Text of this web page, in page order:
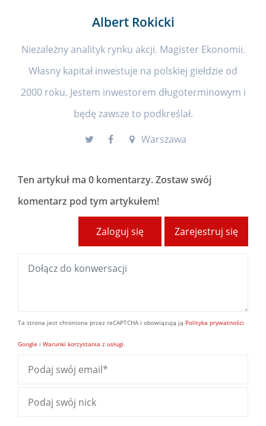
Albert Rokicki
Niezależny analityk rynku akcji. Magister Ekonomii.
Własny kapitał inwestuje na polskiej giełdzie od
2000 roku. Jestem inwestorem długoterminowym i
będę zawsze to podkreślał.
Warszawa
Ten artykuł ma 0 komentarzy. Zostaw swój
komentarz pod tym artykułem!
Zarejestruj się
Zaloguj się
Ta strona jest chroniona przez reCAPTCHA i obowiązują ją Polityka prywatności
Google i Warunki korzystania z usługi.